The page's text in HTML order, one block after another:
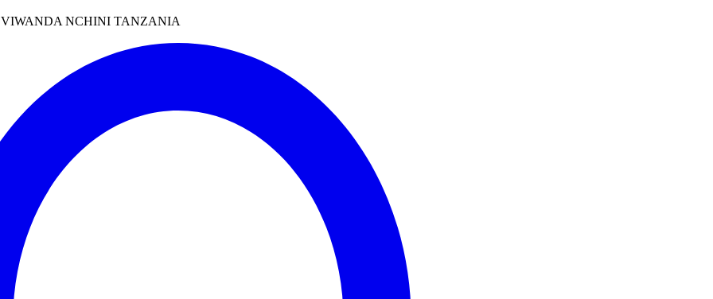
NCHINI TANZANIA